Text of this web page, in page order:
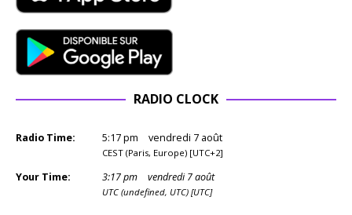
RADIO CLOCK
Radio Time: 5:18pm vendredi 7 août
CEST (Paris, Europe) [UTC+2]
Your Time: 3:18pm vendredi 7 août
UTC (undefined, UTC) [UTC]